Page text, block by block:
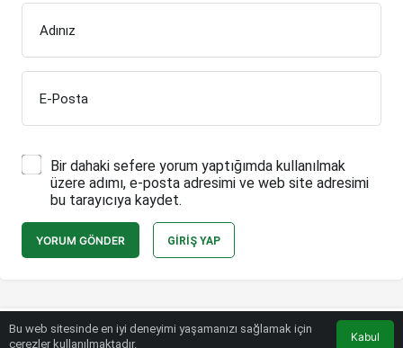
Adınız
E-Posta
Bir dahaki sefere yorum yaptığımda kullanılmak
üzere adımı, e-posta adresimi ve web site adresimi
bu tarayıcıya kaydet.
YORUM GÖNDER GIRIŞ YAP
Bu web sitesinde en iyi deneyimi yaşamanızı sağlamak için
çerezler kullanılmaktadır.
Kabul
Bülten SPOR © Telif Hakkı 2026, Tüm Hakları Saklıdır.